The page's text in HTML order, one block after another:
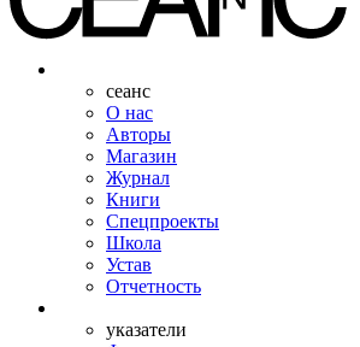
сеанс
О нас
Авторы
Магазин
Журнал
Книги
Спецпроекты
Школа
Устав
Отчетность
указатели